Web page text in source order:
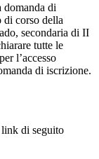
domanda di
corso della
secondaria di II
tutte le
l’accesso
di iscrizione.
link di seguito